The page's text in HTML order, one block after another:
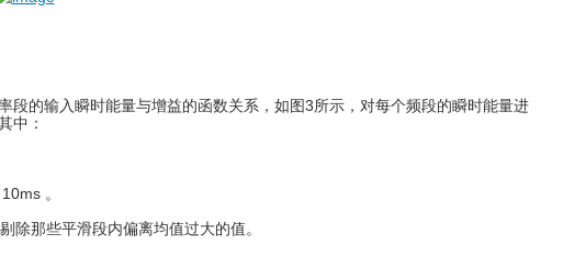
的输入瞬时能量与增益的函数关系，如图3所示，对每个频段的瞬时能量进
中：
。
除那些平滑段内偏离均值过大的值。